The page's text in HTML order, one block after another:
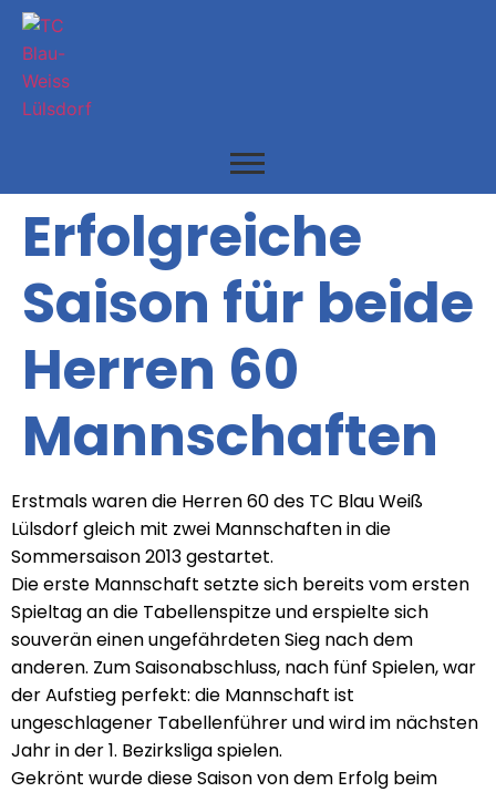
Erfolgreiche
Saison für beide
Herren 60
Mannschaften
Erstmals waren die Herren 60 des TC Blau Weiß
Lülsdorf gleich mit zwei Mannschaften in die
Sommersaison 2013 gestartet.
Die erste Mannschaft setzte sich bereits vom ersten
Spieltag an die Tabellenspitze und erspielte sich
souverän einen ungefährdeten Sieg nach dem
anderen. Zum Saisonabschluss, nach fünf Spielen, war
der Aufstieg perfekt: die Mannschaft ist
ungeschlagener Tabellenführer und wird im nächsten
Jahr in der 1. Bezirksliga spielen.
Gekrönt wurde diese Saison von dem Erfolg beim